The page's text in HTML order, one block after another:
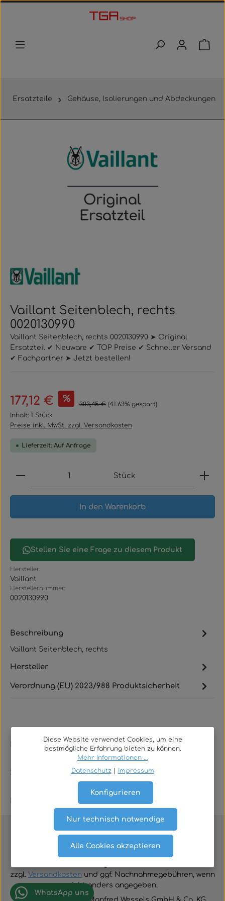
Zum Hauptinhalt springen
Ersatzteile Gehäuse, Isolierungen und Abdeckungen
Vaillant Seitenblech, rechts
0020130990
Vaillant Seitenblech, rechts 0020130990 ➤ Original
Ersatzteil ✔ Neuware ✔ TOP Preise ✔ Schneller Versand
✔ Fachpartner ➤ Jetzt bestellen!
Verkaufspreis:
177,12 € % Regulärer Preis:
303,45 € (41.63% gespart)
Inhalt: 1 Stück
Preise inkl. MwSt. zzgl. Versandkosten
Lieferzeit: Auf Anfrage
Produkt Anzahl: Gib den gewünschten Wert
Stück
In den Warenkorb
Stellen Sie eine Frage zu diesem Produkt
Hersteller:
Vaillant
Herstellernummer:
0020130990
Beschreibung
Vaillant Seitenblech, rechts
Hersteller
Verordnung (EU) 2023/988 Produktsicherheit
Rechtliches
Service
Vertrag widerrufen
zzgl. Versandkosten und ggf. Nachnahmegebühren, wenn
nicht anders angegeben.
WhatsApp uns
Diese Website verwendet Cookies, um eine
bestmögliche Erfahrung bieten zu können.
Mehr Informationen ...
Datenschutz
Impressum
Nur technisch notwendige
Konfigurieren
Alle Cookies akzeptieren